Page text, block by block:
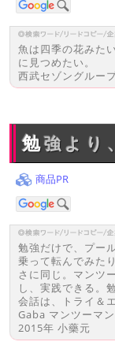
魚は四季の花みた
に見つめたい。
西武セゾングルー
勉強よ
商品PR
勉強だけで、プー
乗って転んでみた
さに同じ。マンツ
し、実践できる。
会話は、トライ＆
Gaba マンツーマ
2015年 小藥元